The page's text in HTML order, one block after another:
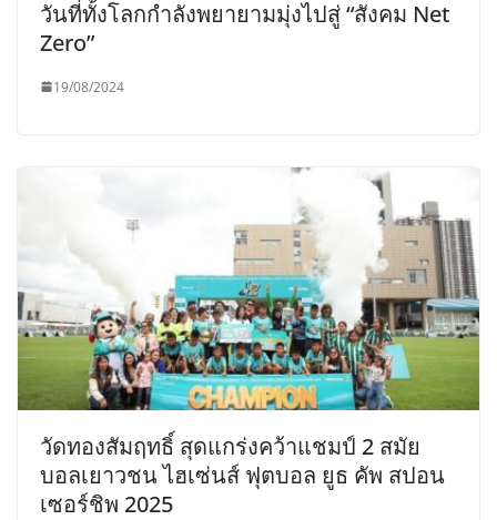
วันที่ทั้งโลกกำลังพยายามมุ่งไปสู่ “สังคม Net
Zero”
19/08/2024
วัดทองสัมฤทธิ์ สุดแกร่งคว้าแชมป์ 2 สมัย
บอลเยาวชน ไฮเซ่นส์ ฟุตบอล ยูธ คัพ สปอน
เซอร์ชิพ 2025